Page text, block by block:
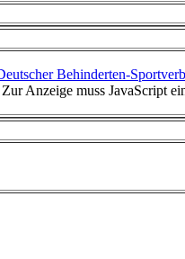
Behinderten-
Anzeige muss JavaScript